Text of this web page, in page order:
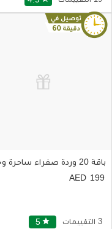
199
5 star 3 التقييمات